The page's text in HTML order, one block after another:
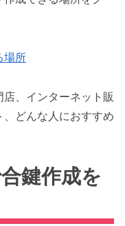
場所
、インターネット販
どんな人におすすめ
鍵作成を